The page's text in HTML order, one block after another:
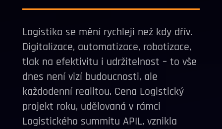
Logistika se mění rychleji než kdy dřív.
Digitalizace, automatizace, robotizace,
tlak na efektivitu i udržitelnost – to vše
dnes není vizí budoucnosti, ale
každodenní realitou. Cena Logistický
projekt roku, udělovaná v rámci
Logistického summitu APIL, vznikla